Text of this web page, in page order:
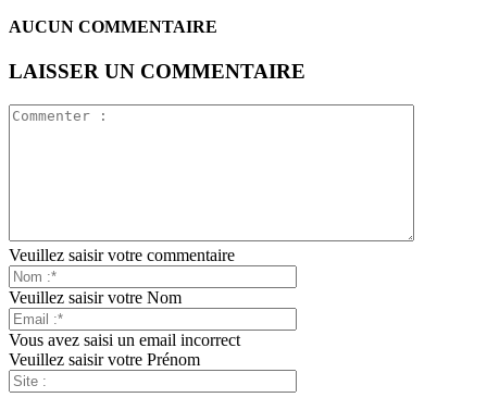
AUCUN COMMENTAIRE
LAISSER UN COMMENTAIRE
Veuillez saisir votre commentaire
Veuillez saisir votre Nom
Vous avez saisi un email incorrect
Veuillez saisir votre Prénom